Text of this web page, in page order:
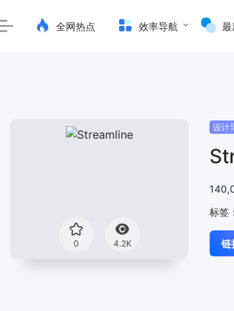
全网热点 效率导航 最
0 4.2K
设计
标签：
链